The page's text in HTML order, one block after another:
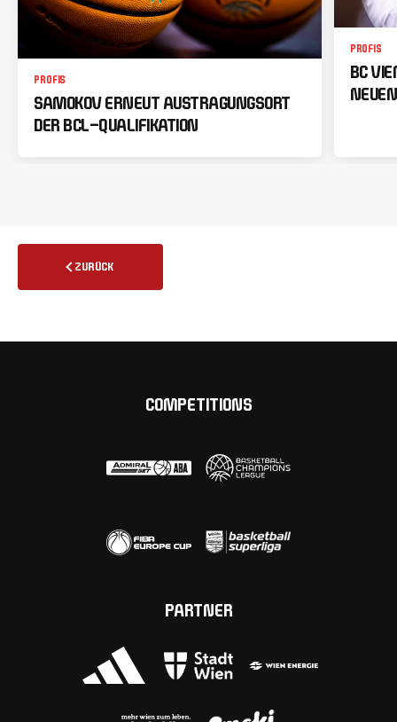
PROFIS
SAMOKOV ERNEUT AUSTRAGUNGSORT
DER BCL-QUALIFIKATION
PROFIS
BC
ZURÜCK
COMPETITIONS
PARTNER